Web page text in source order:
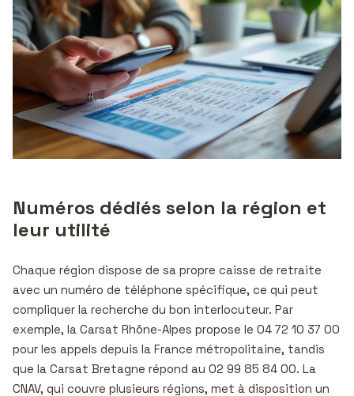
Numéros dédiés selon la région et
leur utilité
Chaque région dispose de sa propre caisse de retraite
avec un numéro de téléphone spécifique, ce qui peut
compliquer la recherche du bon interlocuteur. Par
exemple, la Carsat Rhône-Alpes propose le 04 72 10 37 00
pour les appels depuis la France métropolitaine, tandis
que la Carsat Bretagne répond au 02 99 85 84 00. La
CNAV, qui couvre plusieurs régions, met à disposition un